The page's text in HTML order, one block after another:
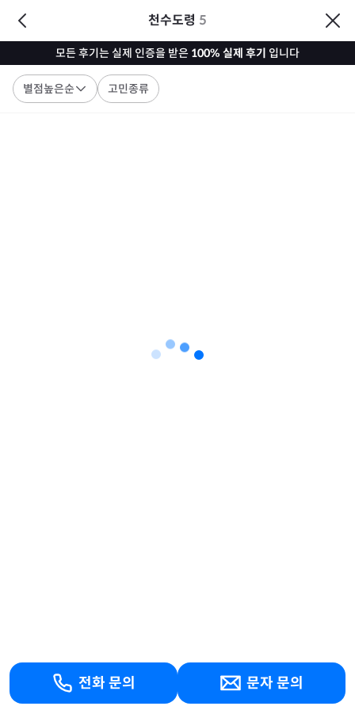
천수도령 5
모든 후기는 실제 인증을 받은 100% 실제 후기 입니다
별점높은순 고민종류
전화 문의 문자 문의